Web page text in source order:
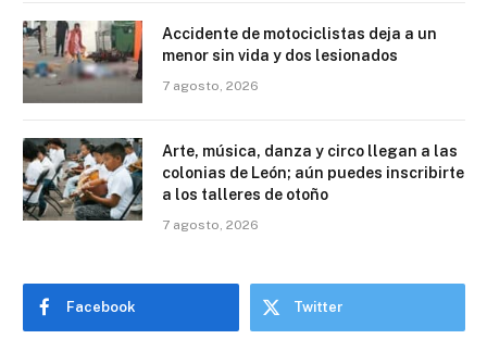
Accidente de motociclistas deja a un
menor sin vida y dos lesionados
7 agosto, 2026
Arte, música, danza y circo llegan a las
colonias de León; aún puedes inscribirte
a los talleres de otoño
7 agosto, 2026
Facebook Twitter